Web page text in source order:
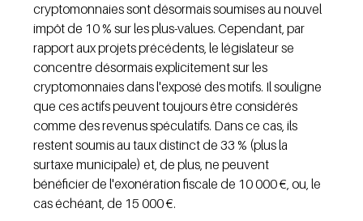
cryptomonnaies sont désormais soumises au nouvel
impôt de 10 % sur les plus-values. Cependant, par
rapport aux projets précédents, le législateur se
concentre désormais explicitement sur les
cryptomonnaies dans l'exposé des motifs. Il souligne
que ces actifs peuvent toujours être considérés
comme des revenus spéculatifs. Dans ce cas, ils
restent soumis au taux distinct de 33 % (plus la
surtaxe municipale) et, de plus, ne peuvent
bénéficier de l'exonération fiscale de 10 000 €, ou, le
cas échéant, de 15 000 €.